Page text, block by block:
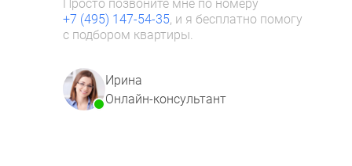
Просто позвоните мне по номеру
+7 (495) 147-54-35, и я бесплатно помогу
с подбором квартиры.
Ирина
Онлайн-консультант